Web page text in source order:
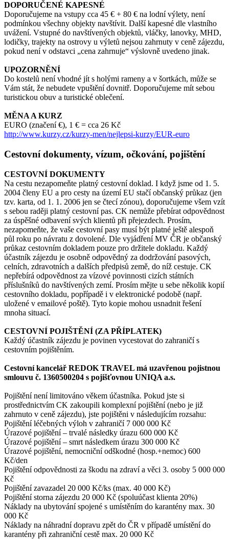
DOPORUČENÉ KAPESNÉ
Doporučujeme na vstupy cca 45 € + 80 € na lodní výlety, není
podmínkou všechny objekty navštívit. Další kapesné dle vlastního
uvážení. Vstupné do navštívených objektů, vláčky, lanovky, MHD,
lodičky, trajekty na ostrovy u výletů nejsou zahrnuty v ceně zájezdu,
pokud není v odstavci „cena zahrnuje“ výslovně uvedeno jinak.
UPOZORNĚNÍ
Do kostelů není vhodné jít s holými rameny a v šortkách, může se
Vám stát, že nebudete vpuštění dovnitř. Doporučujeme mít sebou
turistickou obuv a turistické oblečení.
MĚNA A KURZ
EURO (značení €), 1 € = cca 26 Kč
http://www.kurzy.cz/kurzy-men/nejlepsi-kurzy/EUR-euro
Cestovní dokumenty, vízum, očkování, pojištění
CESTOVNÍ DOKUMENTY
Na cestu nezapomeňte platný cestovní doklad. I když jsme od 1. 5.
2004 členy EU a pro cesty na území EU stačí občanský průkaz (jen
tzv. karta, od 1. 1. 2006 jen se čtecí zónou), doporučujeme všem vzít
s sebou raději platný cestovní pas. CK nemůže přebírat odpovědnost
za úspěšné odbavení svých klientů při přejezdech. Prosím,
nezapomeňte, že vaše cestovní pasy musí být platné ještě alespoň
půl roku po návratu z dovolené. Dle vyjádření MV ČR je občanský
průkaz cestovním dokladem pouze pro držitele dokladu. Každý
účastník zájezdu je osobně odpovědný za dodržování pasových,
celních, zdravotních a dalších předpisů země, do níž cestuje. CK
nepřebírá odpovědnost za vízové povinnosti cizích státních
příslušníků do navštívených zemí. Prosím mějte u sebe několik kopií
cestovního dokladu, popřípadě i v elektronické podobě (např.
uložené v emailové poště). Tyto kopie mohou usnadnit řešení
mnoha situací.
CESTOVNÍ POJIŠTĚNÍ (ZA PŘÍPLATEK)
Každý účastník zájezdu je povinen vycestovat do zahraničí s
cestovním pojištěním.
Cestovní kancelář REDOK TRAVEL má uzavřenou pojistnou
smlouvu č. 1360500204 s pojišťovnou UNIQA a.s.
Pojištění není limitováno věkem účastníka. Pokud jste si
prostřednictvím CK zakoupili komplexní pojištění (nebo je již
zahrnuto v ceně zájezdu), jste pojištěni v následujícím rozsahu:
Pojištění léčebných výloh v zahraničí 7 000 000 Kč
Úrazové pojištění – trvalé následky úrazu 600 000 Kč
Úrazové pojištění – smrt následkem úrazu 300 000 Kč
Úrazové pojištění, nemocniční odškodné (hosp.+nemoc) 600
Kč/den
Pojištění odpovědnosti za škodu na zdraví a věci 3. osoby 5 000 000
Kč
Pojištění zavazadel 20 000 Kč/ks (max. 40 000 Kč)
Pojištění storna zájezdu 20 000 Kč (spoluúčast klienta 20%)
Náklady na ubytování spojené s umístěním do karantény max. 30
000 Kč
Náklady na náhradní dopravu zpět do ČR v případě umístění do
karantény při zahraniční cestě max. 20 000 Kč